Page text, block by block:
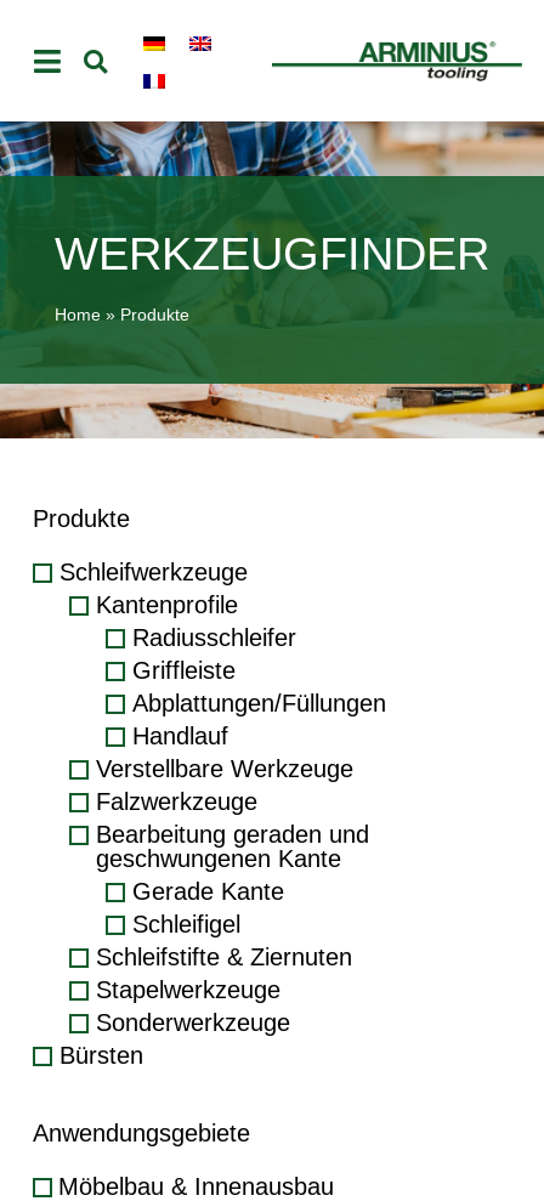
WERKZEUGFINDER
Home» Produkte
Produkte
Schleifwerkzeuge
Kantenprofile
Radiusschleifer
Griffleiste
Abplattungen/Füllungen
Handlauf
Verstellbare Werkzeuge
Falzwerkzeuge
Bearbeitung geraden und
geschwungenen Kante
Gerade Kante
Schleifigel
Schleifstifte & Ziernuten
Stapelwerkzeuge
Sonderwerkzeuge
Bürsten
Anwendungsgebiete
Möbelbau & Innenausbau